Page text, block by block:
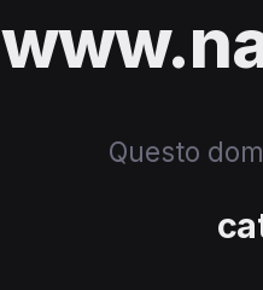
Questo